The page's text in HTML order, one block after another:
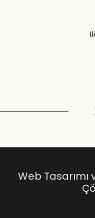
Web Tasarımı